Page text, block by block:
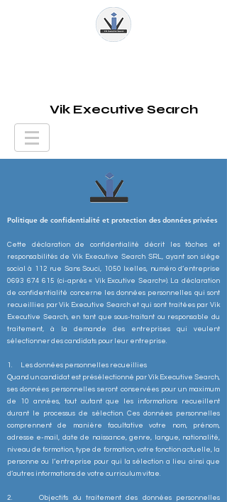
Vik Executive Search
Politique de confidentialité et protection des données privées
Cette déclaration de confidentialité décrit les tâches et
responsabilités de Vik Executive Search SRL, ayant son siège
social à 112 rue Sans Souci, 1050 Ixelles, numéro d’entreprise
0693 674 615 (ci-après « Vik Excutive Search»). La déclaration
de confidentialité concerne les données personnelles qui sont
recueillies par Vik Executive Search et qui sont traitées par Vik
Executive Search, en tant que sous-traitant ou responsable du
traitement, à la demande des entreprises qui veulent
sélectionner des candidats pour leur entreprise.
1. Les données personnelles recueillies
Quand un candidat est présélectionné par Vik Executive Search,
ses données personnelles seront conservées pour un maximum
de 10 années, tout autant que les informations recueillent
durant le processus de sélection. Ces données personnelles
comprennent de manière facultative votre nom, prénom,
adresse e-mail, date de naissance, genre, langue, nationalité,
niveau de formation, type de formation, votre fonction actuelle, la
personne ou l’entreprise pour qui la sélection a lieu ainsi que
d’autres informations de votre curriculum vitae.
2. Objectifs du traitement des données personnelles